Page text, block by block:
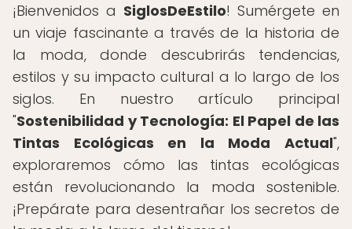
¡Bienvenidos a SiglosDeEstilo! Sumérgete en
un viaje fascinante a través de la historia de
la moda, donde descubrirás tendencias,
estilos y su impacto cultural a lo largo de los
siglos. En nuestro artículo principal
"Sostenibilidad y Tecnología: El Papel de las
Tintas Ecológicas en la Moda Actual",
exploraremos cómo las tintas ecológicas
están revolucionando la moda sostenible.
¡Prepárate para desentrañar los secretos de